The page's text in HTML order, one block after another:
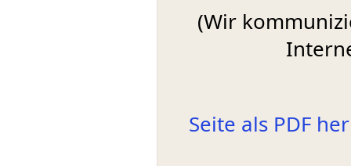
(Wir
Seite als PDF